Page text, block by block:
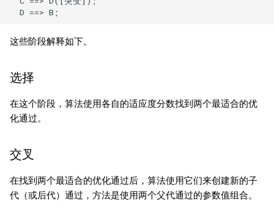
  D ==> B;
这些阶段解释如下。
选择
在这个阶段，算法使用各自的适应度分数找到两个最适合的优
化通过。
交叉
在找到两个最适合的优化通过后，算法使用它们来创建新的子
代（或后代）通过，方法是使用两个父代通过的参数值组合。